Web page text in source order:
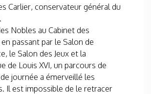
Carlier, conservateur général du
Nobles au Cabinet des
passant par le Salon de
le Salon des Jeux et la
de Louis XVI, un parcours de
journée a émerveillé les
Il est impossible de le retracer